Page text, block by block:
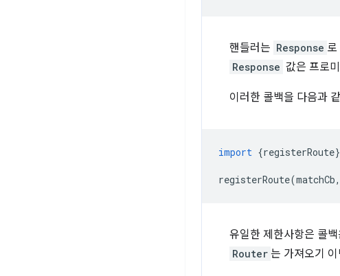
핸들러는 Response
Response 값은 프로
이러한 콜백을 다음과
import {registerRoute}
registerRoute(matchCb,
유일한 제한사항은 콜백
Router 는 가져오기